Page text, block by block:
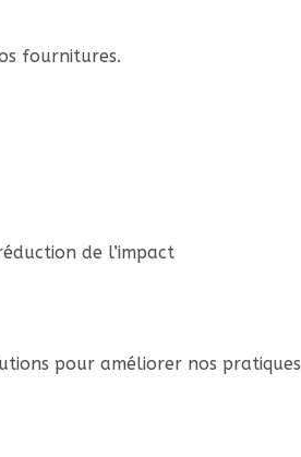
fournitures.
de l’impact
pour améliorer nos pratiques